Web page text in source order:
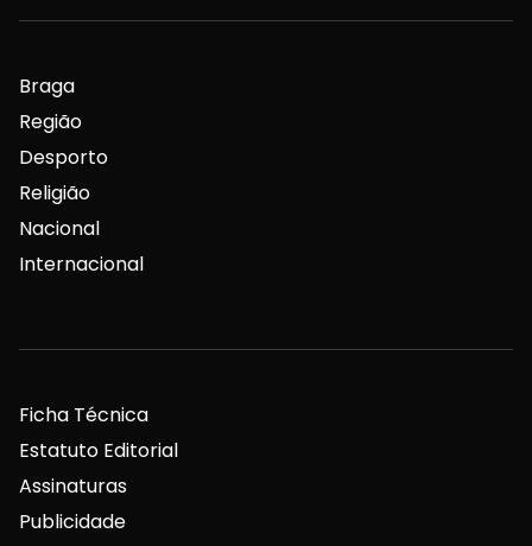
Braga
Região
Desporto
Religião
Nacional
Internacional
Ficha Técnica
Estatuto Editorial
Assinaturas
Publicidade